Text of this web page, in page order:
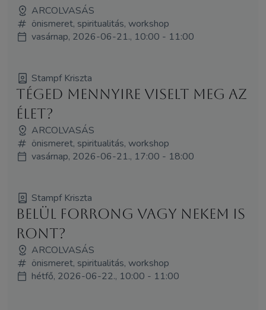
ARCOLVASÁS
önismeret, spiritualitás, workshop
vasárnap, 2026-06-21., 10:00 - 11:00
Stampf Kriszta
Téged mennyire viselt meg az
élet?
ARCOLVASÁS
önismeret, spiritualitás, workshop
vasárnap, 2026-06-21., 17:00 - 18:00
Stampf Kriszta
Belül forrong vagy nekem is
ront?
ARCOLVASÁS
önismeret, spiritualitás, workshop
hétfő, 2026-06-22., 10:00 - 11:00